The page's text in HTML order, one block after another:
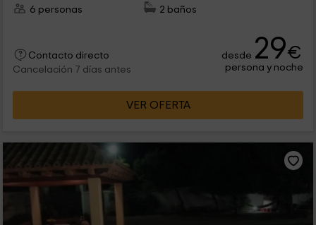
6 personas
2 baños
Contacto directo
Cancelación 7 días antes
desde 29€
persona y noche
VER OFERTA